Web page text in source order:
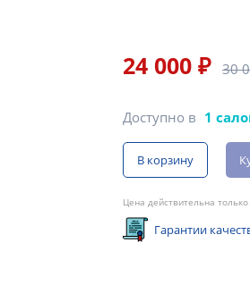
24 000 ₽ 30
Доступно в 1
В корзину
Цена действительна
Гарантии